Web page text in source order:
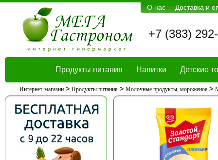
О нас Доставка и
+7 (383)
Продукты питания Напитки Детские
Интернет-магазин> Продукты питания> Молочные продукты, мороженое>